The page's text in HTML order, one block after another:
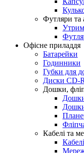
Футляри та
Офісне приладдя
Батарейки
Годинники
Губки для
Диски CD-
Дошки,
Кабелі та
Кабелі